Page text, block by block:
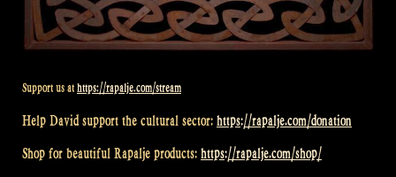
Support us athttps://rapalje.com/stream
Help David support the cultural sector: https://rapalje.com/donation
Shop for beautiful Rapalje products: https://rapalje.com/shop/